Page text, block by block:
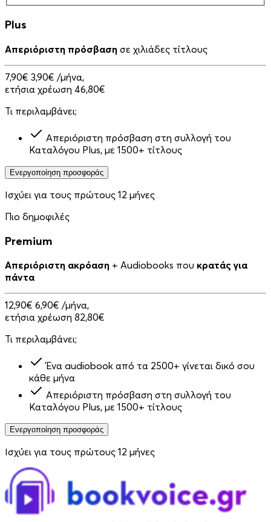
Plus
Απεριόριστη πρόσβαση σε χιλιάδες τίτλους
7,90€ 3,90€ /μήνα,
ετήσια χρέωση 46,80€
Τι περιλαμβάνει;
Απεριόριστη πρόσβαση στη συλλογή του
Καταλόγου Plus, με 1500+ τίτλους
Ενεργοποίηση προσφοράς
Ισχύει για τους πρώτους 12 μήνες
Πιο δημοφιλές
Premium
Απεριόριστη ακρόαση + Audiobooks που κρατάς για
πάντα
12,90€ 6,90€ /μήνα,
ετήσια χρέωση 82,80€
Τι περιλαμβάνει;
Ένα audiobook από τα 2500+ γίνεται δικό σου
κάθε μήνα
Απεριόριστη πρόσβαση στη συλλογή του
Καταλόγου Plus, με 1500+ τίτλους
Ενεργοποίηση προσφοράς
Ισχύει για τους πρώτους 12 μήνες